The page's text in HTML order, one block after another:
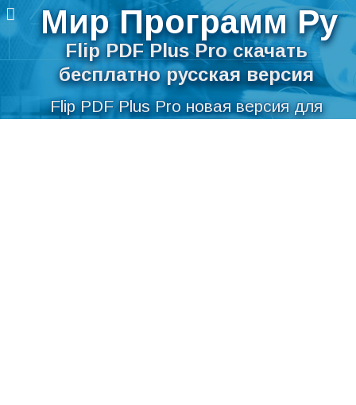
Мир Программ Ру
Flip PDF Plus Pro скачать
бесплатно русская версия
Flip PDF Plus Pro новая версия для
компьютера